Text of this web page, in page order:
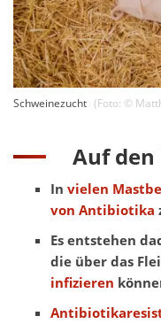
Schweinezucht (Foto: ©
Auf
In vielen
von Antibiotika
Es entstehen
die über das
infizieren